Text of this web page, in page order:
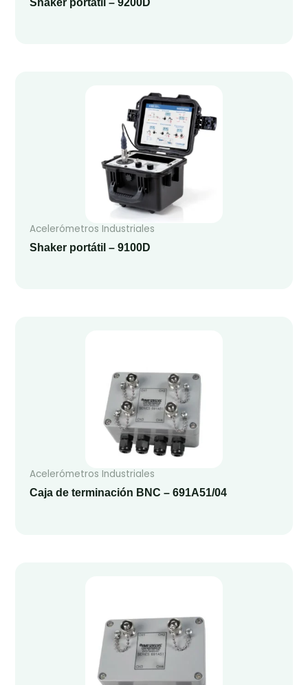
Acelerómetros Industriales
Shaker portátil – 9100D
Acelerómetros Industriales
Caja de terminación BNC – 691A51/04